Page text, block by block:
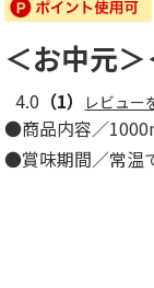
＜お中元
4.0 （1） レビュー
●商品内容／
●賞味期間／常温